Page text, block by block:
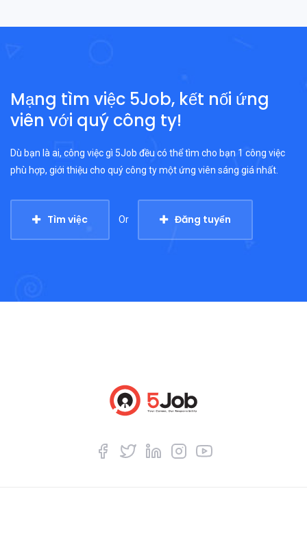
Mạng tìm việc 5Job, kết nối ứng
viên với quý công ty!
Dù bạn là ai, công việc gì 5Job đều có thể tìm cho bạn 1 công việc
phù hợp, giới thiệu cho quý công ty một ứng viên sáng giá nhất.
Tìm việc Or Đăng tuyển